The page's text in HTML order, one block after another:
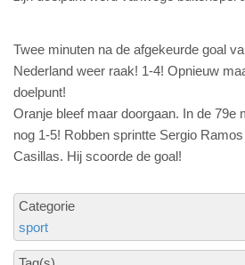
Twee minuten na de afgekeurde goal
Nederland weer raak! 1-4! Opnieuw
doelpunt!
Oranje bleef maar doorgaan. In de 79e
nog 1-5! Robben sprintte Sergio
Casillas. Hij scoorde de goal!
Categorie
sport